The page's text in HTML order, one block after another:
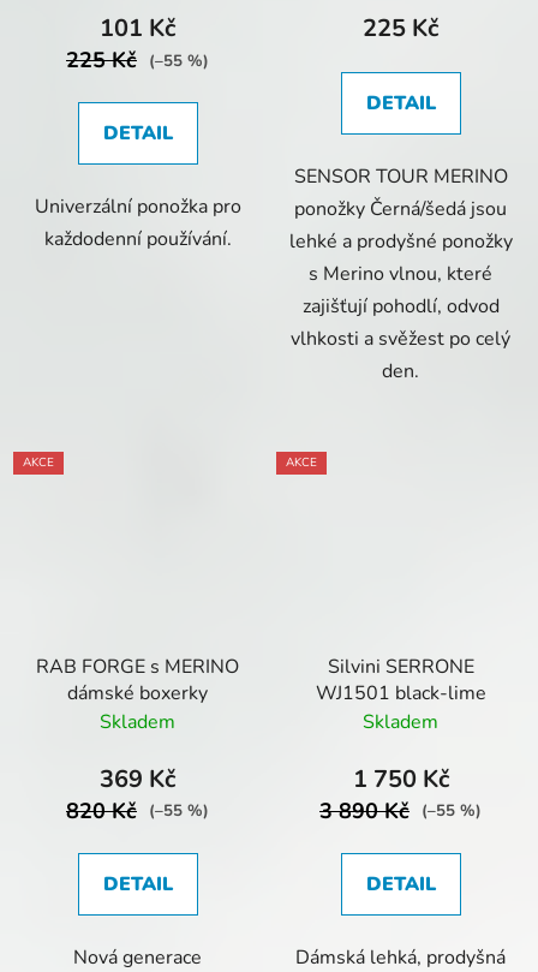
101 Kč
225 Kč (–55 %)
DETAIL
Univerzální ponožka pro
každodenní používání.
225 Kč
DETAIL
SENSOR TOUR MERINO
ponožky Černá/šedá jsou
lehké a prodyšné ponožky
s Merino vlnou, které
zajišťují pohodlí, odvod
vlhkosti a svěžest po celý
den.
AKCE
RAB FORGE s MERINO
dámské boxerky
Skladem
369 Kč
820 Kč (–55 %)
DETAIL
Nová generace
AKCE
Silvini SERRONE
WJ1501 black-lime
Skladem
1 750 Kč
3 890 Kč (–55 %)
DETAIL
Dámská lehká, prodyšná